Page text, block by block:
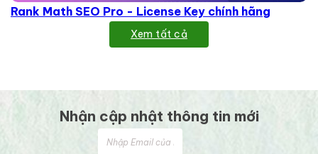
Rank Math SEO Pro - License Key chính hãng
Xem tất cả
Nhận cập nhật thông tin mới